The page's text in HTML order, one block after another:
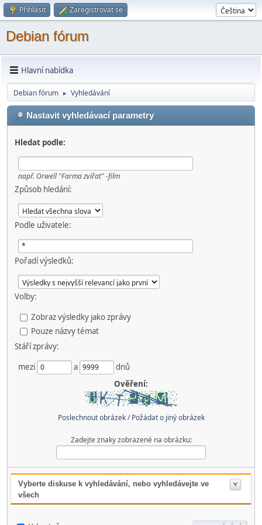
Přihlásit Zaregistrovat se
Debian fórum
Hlavní nabídka
Debian fórum ► Vyhledávání
Nastavit vyhledávací parametry
Hledat podle:
např. Orwell "Farma zvířat" -film
Způsob hledání:
Podle uživatele:
Pořadí výsledků:
Volby:
Zobraz výsledky jako zprávy
Pouze názvy témat
Stáří zprávy:
mezi
a
dnů
Ověření:
Poslechnout obrázek/Požádat o jiný obrázek
Zadejte znaky zobrazené na obrázku:
Vyberte diskuse k vyhledávání, nebo vyhledávejte ve
všech